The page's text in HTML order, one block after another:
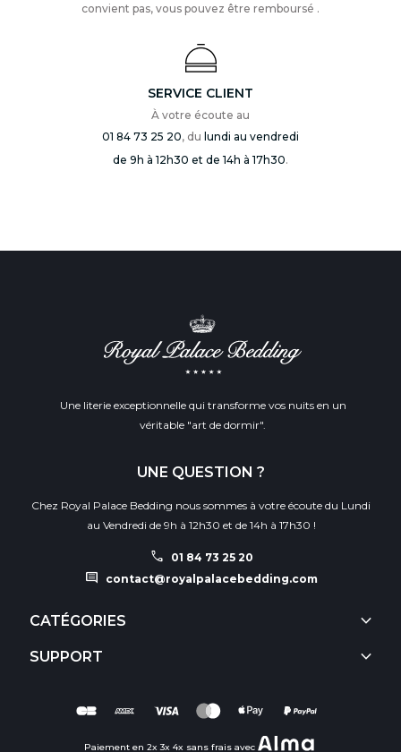
convient pas, vous pouvez être remboursé .
SERVICE CLIENT
À votre écoute au
01 84 73 25 20, du lundi au vendredi
de 9h à 12h30 et de 14h à 17h30.
Une literie exceptionnelle qui transforme vos nuits en un
véritable "art de dormir".
UNE QUESTION ?
Chez Royal Palace Bedding nous sommes à votre écoute du Lundi
au Vendredi de 9h à 12h30 et de 14h à 17h30 !
call 01 84 73 25 20
comment contact@royalpalacebedding.com
CATÉGORIES keyboard_arrow_down
SUPPORT keyboard_arrow_down
Paiement en 2x 3x 4x sans frais avec